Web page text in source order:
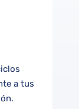
a tus